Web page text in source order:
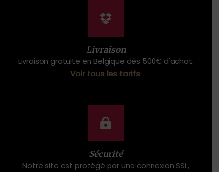
Livraison
Livraison gratuite en Belgique dès 500€ d'achat.
Voir tous les tarifs.
Sécurité
Notre site est protégé par une connexion SSL,